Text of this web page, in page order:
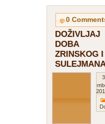
0
DOŽIVLJAJ
DOBA
ZRINSKOG I